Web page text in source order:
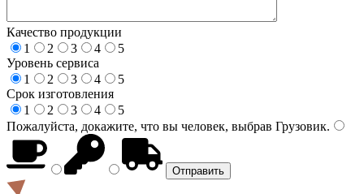
Качество продукции
1
2 3 4
5
Уровень сервиса
1
2 3 4
5
Срок изготовления
1
2 3 4
5
Пожалуйста, докажите, что вы человек, выбрав Грузовик.